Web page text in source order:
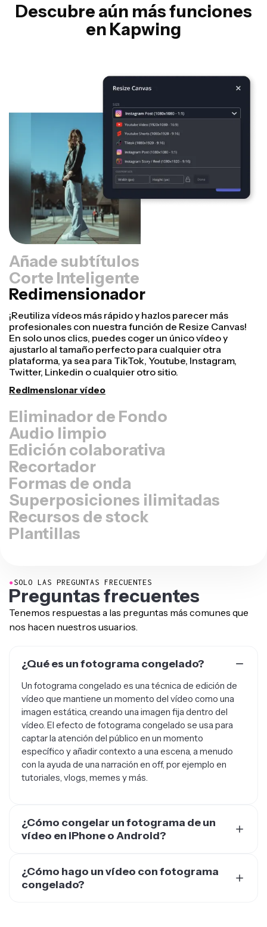
Descubre aún más funciones
en Kapwing
Añade subtítulos
Corte Inteligente
Redimensionador
Eliminador de Fondo
Con la herramienta inteligente de eliminación de fondo
de Kapwing, puedes aislar personas del fondo de un
vídeo gratis, sin necesidad de pantalla verde. Solo
necesitas unos clics. Sube tu contenido, selecciona la
herramienta Eliminar Fondo y usa la vista previa para
elegir el umbral que mejor te funcione.
Audio limpio
Edición colaborativa
Recortador
Formas de onda
Superposiciones ilimitadas
Recursos de stock
Plantillas
●SOLO LAS PREGUNTAS FRECUENTES
Preguntas frecuentes
Tenemos respuestas a las preguntas más comunes que
nos hacen nuestros usuarios.
¿Qué es un fotograma congelado?
Un fotograma congelado es una técnica de edición de
vídeo que mantiene un momento del vídeo como una
imagen estática, creando una imagen fija dentro del
vídeo. El efecto de fotograma congelado se usa para
captar la atención del público en un momento
específico y añadir contexto a una escena, a menudo
con la ayuda de una narración en off, por ejemplo en
tutoriales, vlogs, memes y más.
¿Cómo congelar un fotograma de un
vídeo en iPhone o Android?
Android tienen la función de fotograma congelado,
como Kapwing. Simplemente abre Kapwing en tu
¿Cómo hago un vídeo con fotograma
congelado?